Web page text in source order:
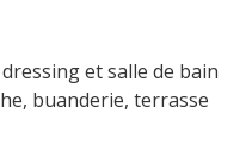
et salle de bain
buanderie, terrasse